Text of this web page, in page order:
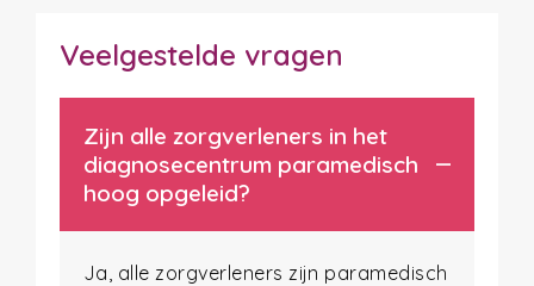
Veelgestelde vragen
Zijn alle zorgverleners in het
diagnosecentrum paramedisch
hoog opgeleid?
Ja, alle zorgverleners zijn paramedisch